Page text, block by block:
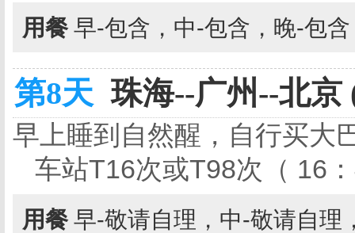
用餐 早-包含，中-包含，晚-包
第8天 珠海--广州--北京
早上睡到自然醒，自行买大
车站T16次或T98次（ 16
用餐 早-敬请自理，中-敬请自理